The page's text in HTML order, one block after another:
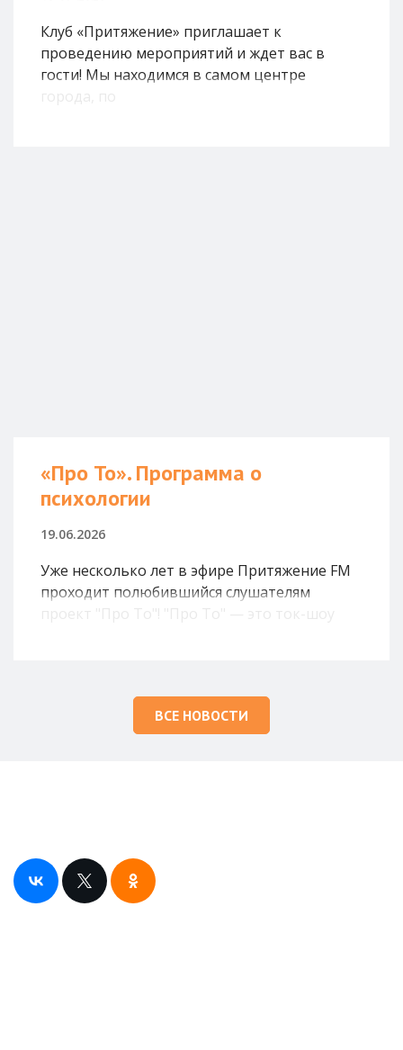
Клуб «Притяжение» приглашает к
проведению мероприятий и ждет вас в
гости! Мы находимся в самом центре
«Про То». Программа о
психологии
19.06.2026
Уже несколько лет в эфире Притяжение FM
проходит полюбившийся слушателям
ВСЕ НОВОСТИ